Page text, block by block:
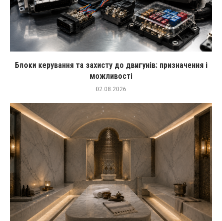
Блоки керування та захисту до двигунів: призначення і
можливості
02.08.2026